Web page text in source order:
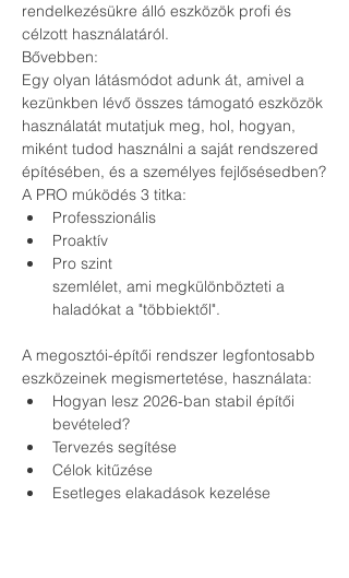
rendelkezésükre álló eszközök profi és
célzott használatáról.
Bővebben:
Egy olyan látásmódot adunk át, amivel a
kezünkben lévő összes támogató eszközök
használatát mutatjuk meg, hol, hogyan,
miként tudod használni a saját rendszered
építésében, és a személyes fejlősésedben?
A PRO múködés 3 titka:
Professzionális
Proaktív
Pro szint
szemlélet, ami megkülönbözteti a
haladókat a "többiektől".
A megosztói-építői rendszer legfontosabb
eszközeinek megismertetése, használata:
Hogyan lesz 2026-ban stabil építői
bevételed?
Tervezés segítése
Célok kitűzése
Esetleges elakadások kezelése